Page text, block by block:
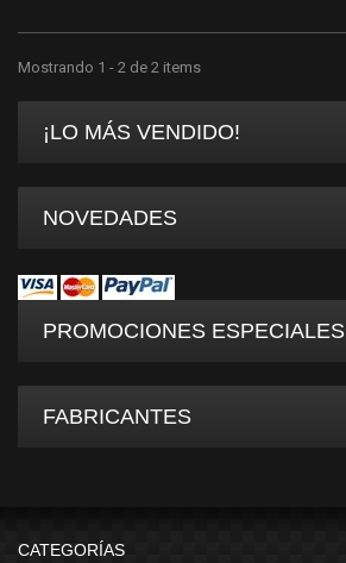
Mostrando 1 - 2 de 2 items
¡LO MÁS VENDIDO!
NOVEDADES
PROMOCIONES ESPECIALES
FABRICANTES
CATEGORÍAS